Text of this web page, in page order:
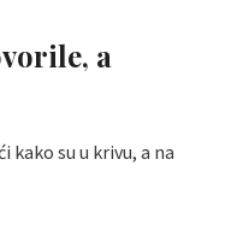
a
su u krivu, a na